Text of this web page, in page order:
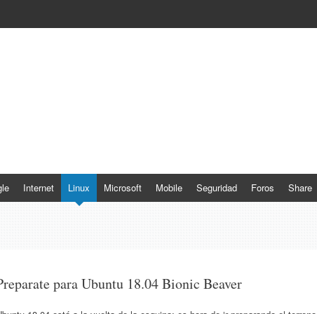
Internet Linux Microsoft Mobile Seguridad Foros Share
para Ubuntu 18.04 Bionic Beaver